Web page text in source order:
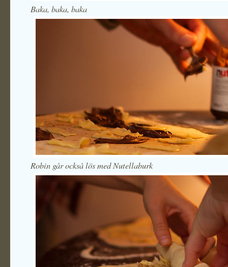
Baka, baka, baka
Robin går också lös med Nutellaburk